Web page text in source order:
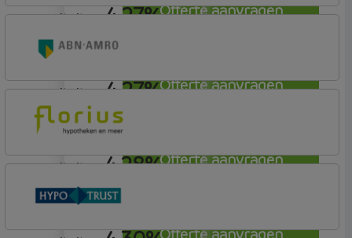
Offerte aanvragen
4,27%
Offerte aanvragen
annuiteit
4,27%
Offerte aanvragen
Woning (Incl. Korting)
annuiteit
4,28%
ABN AMRO Bank
Woning (Incl. Korting)
annuiteit
Profijt drie + drie